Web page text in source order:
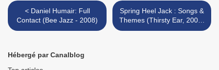
< Daniel Humair: Full
Contact (Bee Jazz - 2008)
Spring Heel Jack : Songs &
Themes (Thirsty Ear, 2008)
>
Hébergé par Canalblog